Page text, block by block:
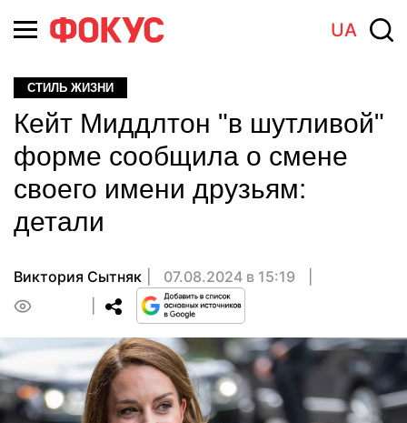
UA
СТИЛЬ ЖИЗНИ
Кейт Миддлтон "в шутливой"
форме сообщила о смене
своего имени друзьям:
детали
Виктория Сытняк
07.08.2024 в 15:19